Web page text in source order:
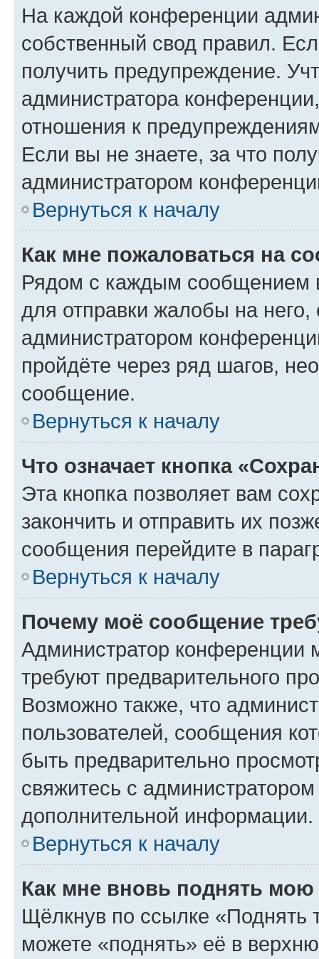
На каждой конференции
собственный свод правил.
получить предупреждение.
администратора
отношения к
Если вы не знаете, за что
администратором
Вернуться к началу
Как мне пожаловаться на
Рядом с каждым сообщением
для отправки жалобы на
администратором
пройдёте через ряд шагов,
сообщение.
Вернуться к началу
Что означает кнопка
Эта кнопка позволяет вам
закончить и отправить их
сообщения перейдите в
Вернуться к началу
Почему моё сообщение
Администратор конференции
требуют предварительного
Возможно также, что
пользователей, сообщения
быть предварительно
свяжитесь с
дополнительной информации.
Вернуться к началу
Как мне вновь поднять мою
Щёлкнув по ссылке «Поднять
можете «поднять» её в